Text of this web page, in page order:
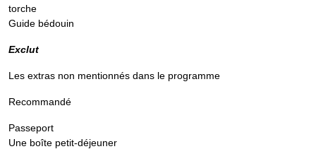
torche
Guide bédouin
Exclut
Les extras non mentionnés dans le programme
Recommandé
Passeport
Une boîte petit-déjeuner